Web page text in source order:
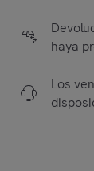
haya
Los